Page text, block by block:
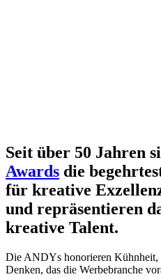
Seit über 50 Jahren
Awards die
für kreative
und repräsentieren
kreative Talent.
Die ANDYs honorieren Kühnheit,
Denken, das die Werbebranche